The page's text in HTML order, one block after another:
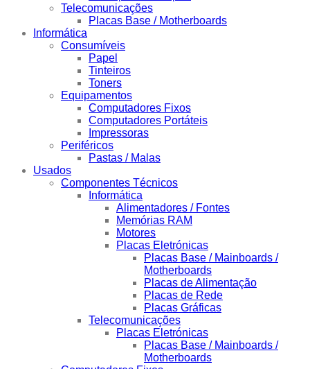
Telecomunicações
Placas Base / Motherboards
Informática
Consumíveis
Papel
Tinteiros
Toners
Equipamentos
Computadores Fixos
Computadores Portáteis
Impressoras
Periféricos
Pastas / Malas
Usados
Componentes Técnicos
Informática
Alimentadores / Fontes
Memórias RAM
Motores
Placas Eletrónicas
Placas Base / Mainboards /
Motherboards
Placas de Alimentação
Placas de Rede
Placas Gráficas
Telecomunicações
Placas Eletrónicas
Placas Base / Mainboards /
Motherboards